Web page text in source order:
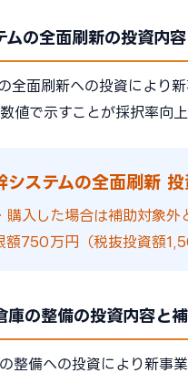
の全面刷新の投資内
全面刷新への投資により
値で示すことが採択率向上
システムの全面刷新
入した場合は補助対象
額750万円（税抜投資額
庫の整備の投資内容と
整備への投資により新事